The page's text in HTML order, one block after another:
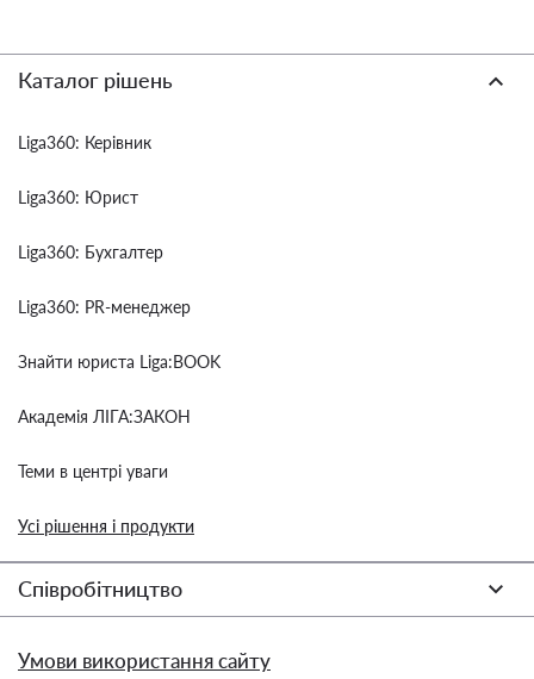
Каталог рішень
Liga360: Керівник
Liga360: Юрист
Liga360: Бухгалтер
Liga360: PR-менеджер
Знайти юриста Liga:BOOK
Академія ЛІГА:ЗАКОН
Теми в центрі уваги
Усі рішення і продукти
Співробітництво
Умови використання сайту